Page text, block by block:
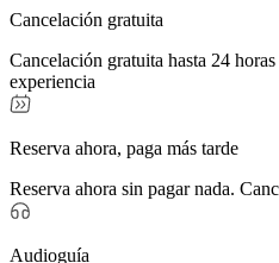
Cancelación gratuita
Cancelación gratuita hasta 24
experiencia
Reserva ahora, paga más tarde
Reserva ahora sin pagar nada.
Audioguía